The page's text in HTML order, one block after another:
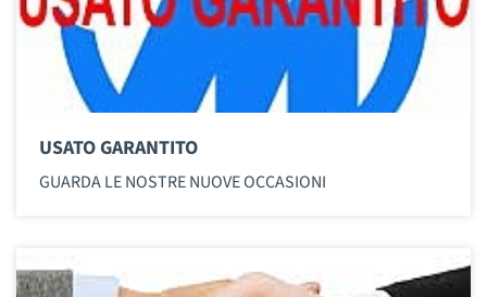
USATO GARANTITO
GUARDA LE NOSTRE NUOVE OCCASIONI